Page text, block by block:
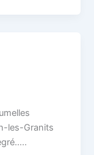
Jumelles
les-Granits